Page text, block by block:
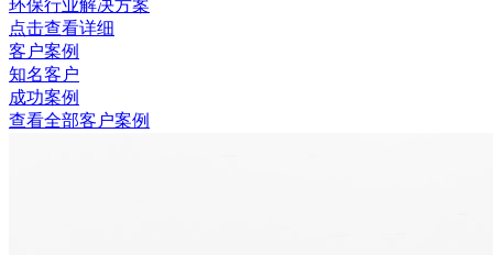
环保行业解决方案
点击查看详细
客户案例
知名客户
成功案例
查看全部客户案例